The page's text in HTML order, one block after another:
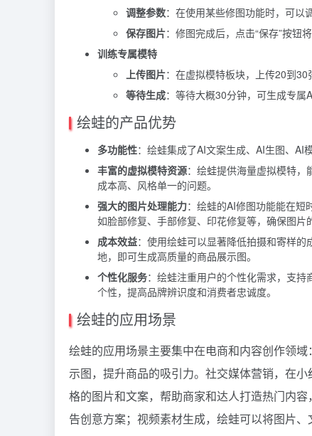
调整参数：在使用某些修图功能时，可以
保存图片：修图完成后，点击“保存”按钮
训练专属模特
上传图片：在虚拟模特板块，上传20到
等待生成：等待大概30分钟，可生成专属
绘蛙的产品优势
多功能性：绘蛙集成了AI文案生成、AI生图、AI
丰富的虚拟模特资源：绘蛙提供海量虚拟模特
成本高、风格单一的问题。
强大的图片处理能力：绘蛙的AI修图功能能在短
如脸部修复、手部修复、印花修复等，确保图片
成本效益：使用绘蛙可以显著降低拍摄和寄样
地，即可生成高质量的商品展示图。
个性化服务：绘蛙注重用户的个性化需求，支
个性，提高品牌辨识度和消费者忠诚度。
绘蛙的应用场景
绘蛙的应用场景主要集中在电商和内容创作领
示图，提升商品的吸引力。社交媒体营销，在
格的图片和文案，帮助商家和达人打造热门内
告创意方案；视频素材生成，绘蛙可以将图片